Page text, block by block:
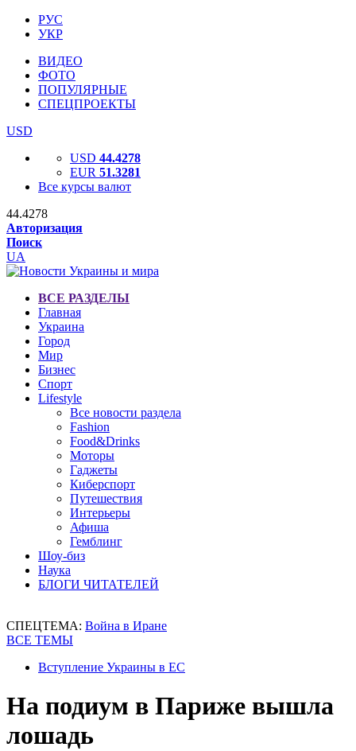
РУС
УКР
ВИДЕО
ФОТО
ПОПУЛЯРНЫЕ
СПЕЦПРОЕКТЫ
USD
USD 44.4278
EUR 51.3281
Все курсы валют
44.4278
Авторизация
Поиск
UA
ВСЕ РАЗДЕЛЫ
Главная
Украина
Город
Мир
Бизнес
Спорт
Lifestyle
Все новости раздела
Fashion
Food&Drinks
Моторы
Гаджеты
Киберспорт
Путешествия
Интерьеры
Афиша
Гемблинг
Шоу-биз
Наука
БЛОГИ ЧИТАТЕЛЕЙ
СПЕЦТЕМА: Война в Иране
ВСЕ ТЕМЫ
Вступление Украины в ЕС
На подиум в Париже вышла
лошадь